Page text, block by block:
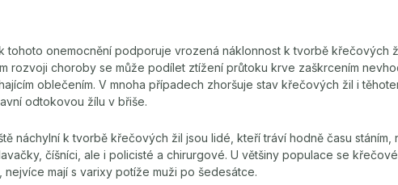
tohoto onemocnění podporuje vrozená náklonnost k tvorbě křečových
rozvoji choroby se může podílet ztížení průtoku krve zaškrcením
oblečením. V mnoha případech zhoršuje stav křečových žil i
odtokovou žílu v břiše.
náchylní k tvorbě křečových žil jsou lidé, kteří tráví hodně času stáním,
číšníci, ale i policisté a chirurgové. U většiny populace se
nejvíce mají s varixy potíže muži po šedesátce.